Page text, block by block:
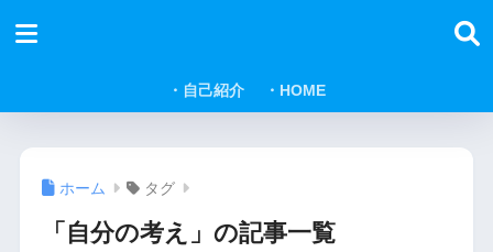
・自己紹介 ・HOME
ホーム タグ
「自分の考え」の記事一覧